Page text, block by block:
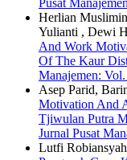
Pusat
Herlian
Yulianti , Dewi
And Work
Of The Kaur
Manajemen:
Asep Parid,
Motivation And
Tjiwulan Putra
Jurnal Pusat
Lutfi